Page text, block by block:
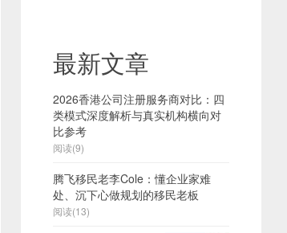
最新文章
2026香港公司注册服务商对比：四
类模式深度解析与真实机构横向对
比参考
阅读(9)
腾飞移民老李Cole：懂企业家难
处、沉下心做规划的移民老板
阅读(13)